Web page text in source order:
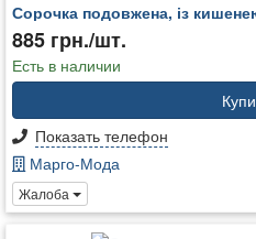
Сорочка подовжена, із
885 грн./шт.
Есть в наличии
Показать телефон
Марго-Мода
Жалоба